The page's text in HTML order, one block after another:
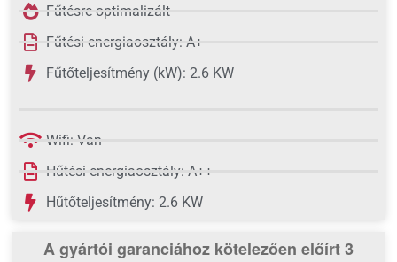
Fűtésre optimalizált
Fűtési energiaosztály: A+
Fűtőteljesítmény (kW): 2.6 KW
Wifi: Van
Hűtési energiaosztály: A++
Hűtőteljesítmény: 2.6 KW
A gyártói garanciához kötelezően előírt 3